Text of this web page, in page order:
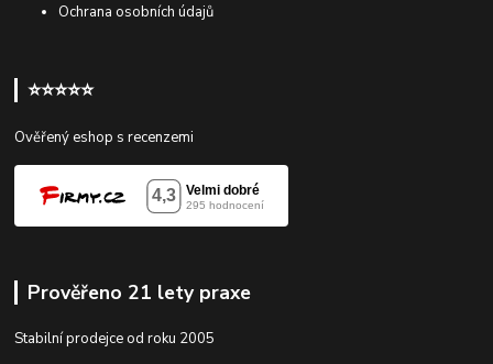
Ochrana osobních údajů
⭐⭐⭐⭐⭐
Ověřený eshop s recenzemi
Prověřeno 21 lety praxe
Stabilní prodejce od roku 2005